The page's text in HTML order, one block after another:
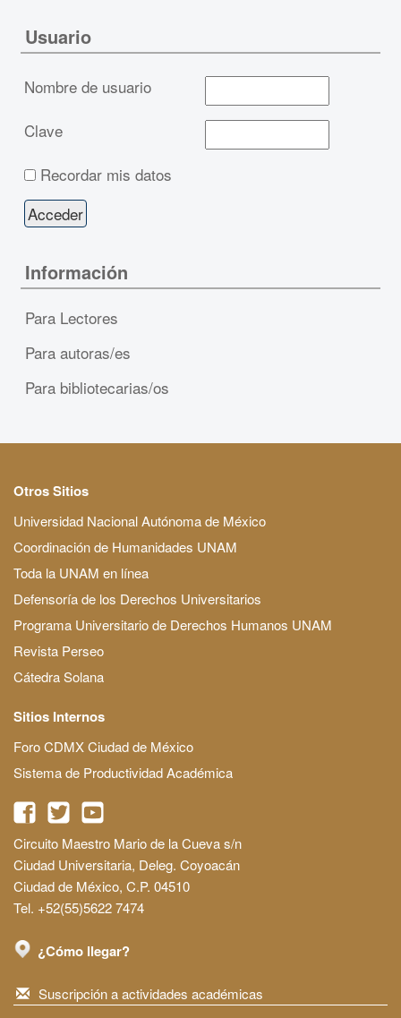
Usuario
Nombre de usuario
Clave
Recordar mis datos
Información
Para Lectores
Para autoras/es
Para bibliotecarias/os
Otros Sitios
Universidad Nacional Autónoma de México
Coordinación de Humanidades UNAM
Toda la UNAM en línea
Defensoría de los Derechos Universitarios
Programa Universitario de Derechos Humanos UNAM
Revista Perseo
Cátedra Solana
Sitios Internos
Foro CDMX Ciudad de México
Sistema de Productividad Académica
Circuito Maestro Mario de la Cueva s/n
Ciudad Universitaria, Deleg. Coyoacán
Ciudad de México, C.P. 04510
Tel. +52(55)5622 7474
¿Cómo llegar?
Suscripción a actividades académicas